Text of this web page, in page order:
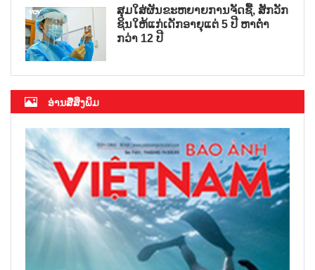
ສຸມໃສ່ຜັນຂະຫຍາຍການຈັດຊື້, ສັກວັກ
ຊິນໃຫ້ແກ່ເດັກອາຍຸແຕ່ 5 ປີ ຫາຕ່ຳ
ກວ່າ 12 ປີ
ອ່ານສື່ສິ່ງພິມ